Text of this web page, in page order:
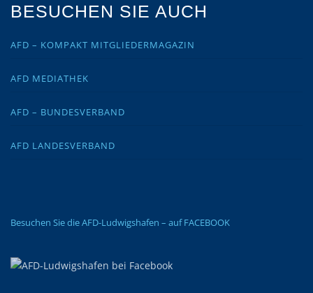
BESUCHEN SIE AUCH
AFD – KOMPAKT MITGLIEDERMAGAZIN
AFD MEDIATHEK
AFD – BUNDESVERBAND
AFD LANDESVERBAND
Besuchen Sie die AFD-Ludwigshafen – auf FACEBOOK